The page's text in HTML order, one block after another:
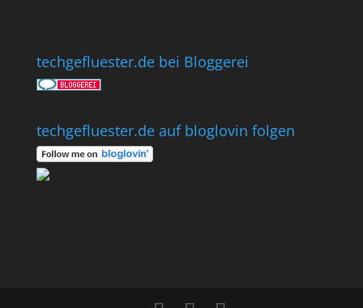
techgefluester.de bei Bloggerei
techgefluester.de auf bloglovin folgen